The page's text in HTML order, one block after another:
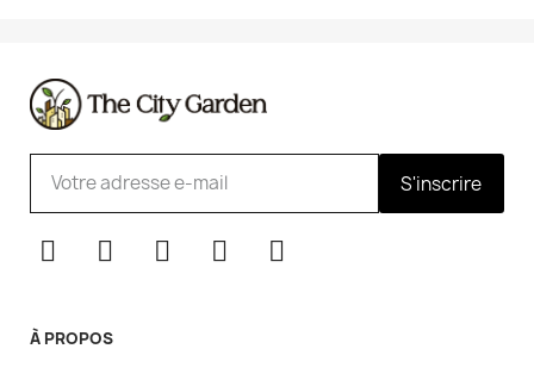
S'inscrire
À PROPOS